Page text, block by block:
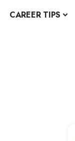
CAREER TIPS